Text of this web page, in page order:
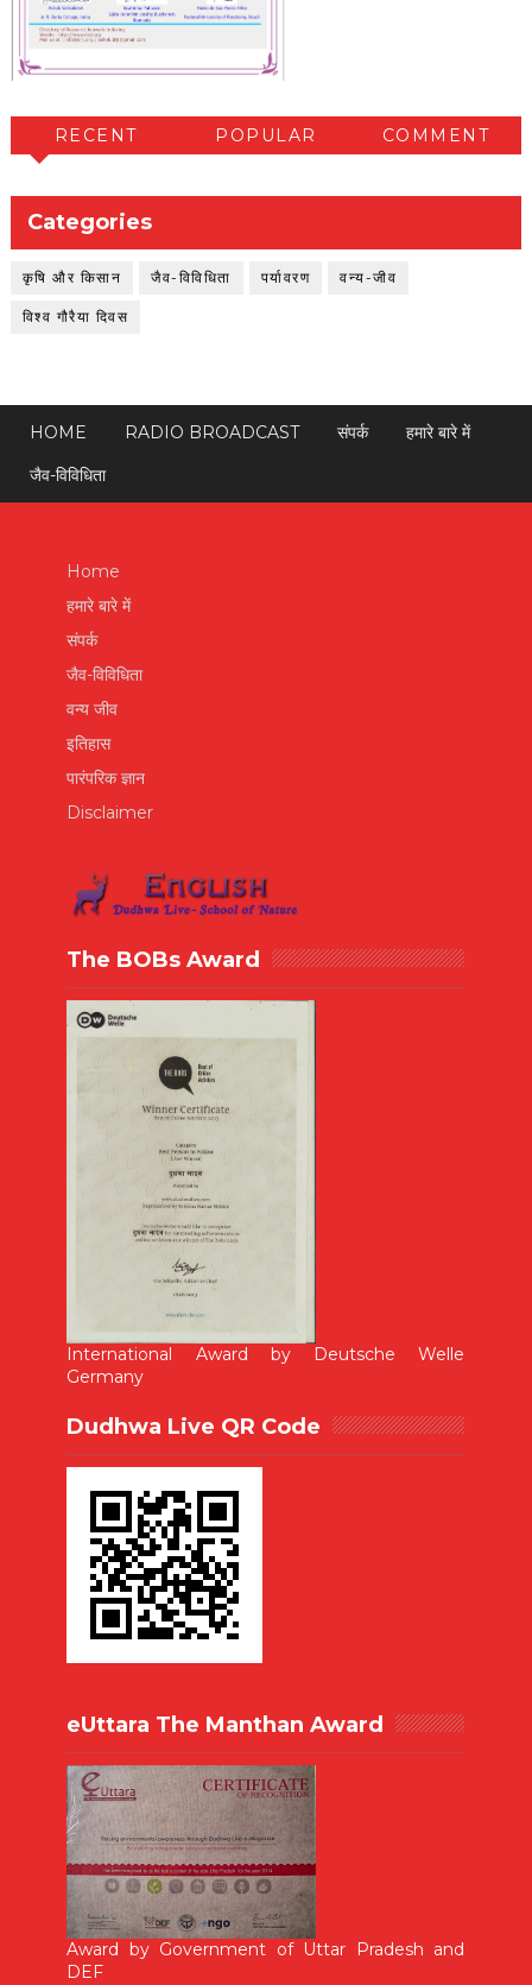
RECENT POPULAR COMMENT
Categories
कृषि और किसान जैव-विविधिता पर्यावरण वन्य-जीव
विश्व गौरैया दिवस
HOME RADIO BROADCAST संपर्क
हमारे बारे में
जैव-विविधिता
Home
हमारे बारे में
संपर्क
जैव-विविधिता
वन्य जीव
इतिहास
पारंपरिक ज्ञान
Disclaimer
The BOBs Award
International Award by Deutsche Welle
Germany
Dudhwa Live QR Code
eUttara The Manthan Award
Award by Government of Uttar Pradesh and
DEF